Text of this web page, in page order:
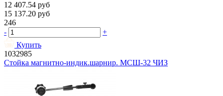
12 407.54 руб
15 137.20 руб
246
-
+
Купить
1032985
Стойка магнитно-индик.шарнир. МСШ-32 ЧИЗ